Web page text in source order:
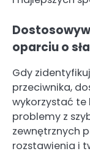
oparciu o
Gdy
przeciwnika,
wykorzystać te
problemy z
zewnętrznych
rozstawienia i